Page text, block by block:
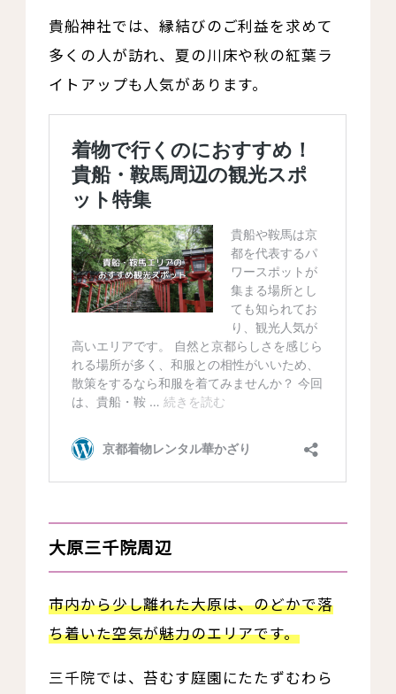
貴船神社では、縁結びのご利益を求めて
多くの人が訪れ、夏の川床や秋の紅葉ラ
イトアップも人気があります。
大原三千院周辺
市内から少し離れた大原は、のどかで落
ち着いた空気が魅力のエリアです。
三千院では、苔むす庭園にたたずむわら